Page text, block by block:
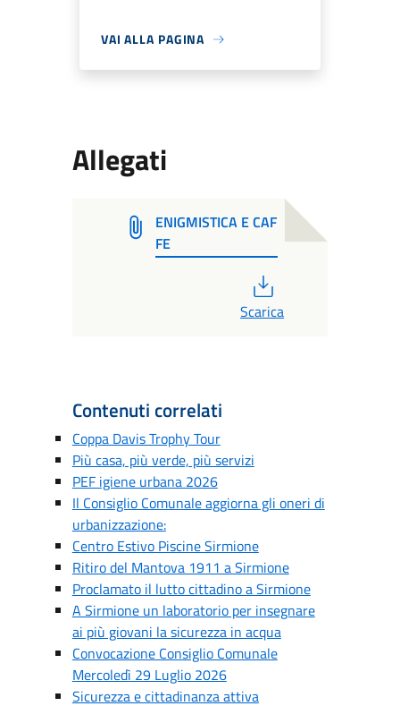
VAI ALLA PAGINA
Allegati
ENIGMISTICA E CAF
FE
Scarica
Contenuti correlati
Coppa Davis Trophy Tour
Più casa, più verde, più servizi
PEF igiene urbana 2026
Il Consiglio Comunale aggiorna gli oneri di
urbanizzazione:
Centro Estivo Piscine Sirmione
Ritiro del Mantova 1911 a Sirmione
Proclamato il lutto cittadino a Sirmione
A Sirmione un laboratorio per insegnare
ai più giovani la sicurezza in acqua
Convocazione Consiglio Comunale
Mercoledì 29 Luglio 2026
Sicurezza e cittadinanza attiva